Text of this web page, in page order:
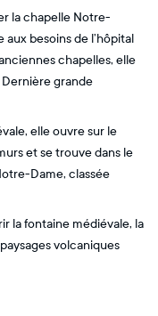
la chapelle Notre-
besoins de l’hôpital
chapelles, elle
grande
elle ouvre sur le
et se trouve dans le
Dame, classée
la fontaine médiévale, la
volcaniques